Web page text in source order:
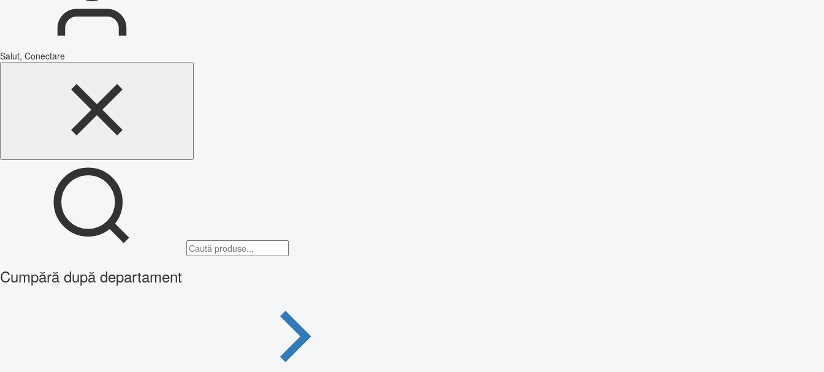
Salut, Conectare
Cumpără după departament